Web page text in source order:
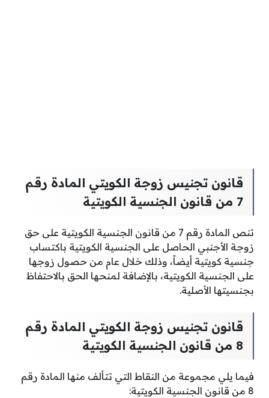
قانون تجنيس زوجة الكويتي المادة رقم
7 من قانون الجنسية الكويتية
تنص المادة رقم 7 من قانون الجنسية الكويتية على حق
زوجة الأجنبي الحاصل على الجنسية الكويتية باكتساب
جنسية كويتية أيضاً، وذلك خلال عام من حصول زوجها
على الجنسية الكويتية، بالإضافة لمنحها الحق بالاحتفاظ
بجنسيتها الأصلية.
قانون تجنيس زوجة الكويتي المادة رقم
8 من قانون الجنسية الكويتية
فيما يلي مجموعة من النقاط التي تتألف منها المادة رقم
8 من قانون الجنسية الكويتية: